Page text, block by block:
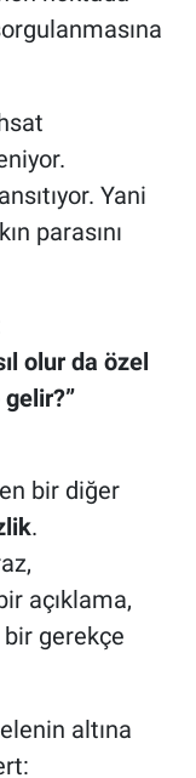
Yani
parasını
olur da özel
bir diğer
.
açıklama,
gerekçe
altına